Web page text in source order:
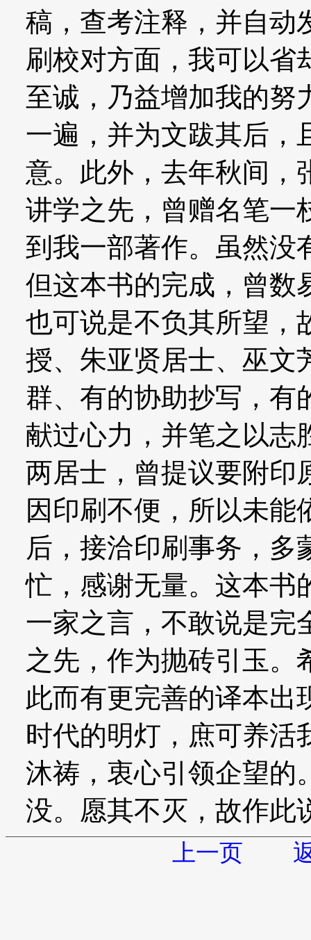
稿，查考注释，并自动
刷校对方面，我可以省
至诚，乃益增加我的努
一遍，并为文跋其后，
意。此外，去年秋间，
讲学之先，曾赠名笔一
到我一部著作。虽然没
但这本书的完成，曾数
也可说是不负其所望，
授、朱亚贤居士、巫文
群、有的协助抄写，有
献过心力，并笔之以志
两居士，曾提议要附印
因印刷不便，所以未能
后，接洽印刷事务，多
忙，感谢无量。这本书
一家之言，不敢说是完
之先，作为抛砖引玉。
此而有更完善的译本出
时代的明灯，庶可养活
沐祷，衷心引领企望的
没。愿其不灭，故作此
上一页